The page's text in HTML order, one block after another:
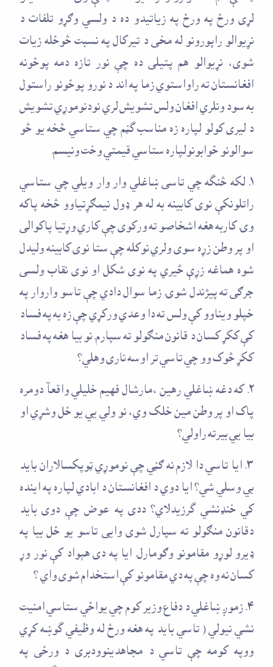
لړی ورځ په ورځ په زياتيدو ده د ولسي وګړو تلفات د
نړيوالو راپورونو له مخی د تيرکال په نسبت څوځله زيات
شوی، نړيوالو هم پتيلی ده چې نور تازه دمه پوځونه
افغانستان ته راواستوي زما په اند د نورو پوځونو راستول
به سود ونلري افغان ولس تشويش لري نودنوموړي تشويش
د ليری کولو لپاره زه مناسب گڼم چي ستاسي څخه يو څو
سوالونو ځوابونولپاره ستاسي قيمتي وخت ونيسم.
۱. لکه څنگه چي تاسی ښاغلي وار وار ويلي چي ستاسي
راتلونکې نوی کابينه به له هر ډول نيمګړتياوو څخه پاکه
وی. کاربه هغه اشخاصو ته ورکوی چې کاري وړتيا پاکوالی
او پر وطن زړه سوی ولري نوکله چې ستا نوی کابينه وليدل
شوه هماغه زړې څيري په نوی شکل او نوی نقاب ولسی
جرګی ته پيژندل شوی. زما سوال دادي چې تاسو واروار په
خپلو ويناوو کې ولس ته دا وعدي ورکړي چې زه به په فساد
کې ککړ کسان د قانون منګولو ته سپارم. نو بيا هغه په فساد
ککړ څوک وو چي تاسي تر اوسه ناری وهلي؟
۲. که دغه ښاغلي رهين ،مارشال فهيم خليلي واقعآ دومره
پاک او پر وطن مين خلک وي، نو ولي يي يو ځل وشړي او
بيا يي بيرته راولي؟
۳. ايا تاسي دا لازم نه ګڼي چې نوموړي ټوپکسالاران بايد
بي وسلي شي؟ ايا دوي د افغانستان د ابادي لپاره په اينده
کي خنډنشي گرزيدلاي؟ ددی په عوض چې دوی بايد
دقانون منګولو ته سپارل شوی وایی تاسو يو ځل بيا په
ډيرو لوړو مقامونو وګومارل. ايا په دی هېواد کې نور وړ
کسان نه وه چې په دي مقامونو کې استخدام شوی واي ؟
۴. زموږ ښاغلي د دفاع وزير کوم چي يواځي ستاسي امنيت
نشي نيولي ( تاسي بايد په هغه ورځ له وظيفي گوښه کړي
ووپه کومه چې تاسي د مجاهدينوودبری د ورځی په